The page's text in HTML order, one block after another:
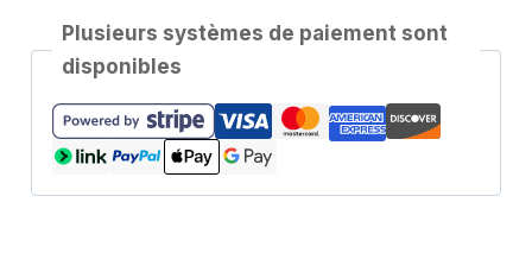
Plusieurs systèmes de paiement sont
disponibles